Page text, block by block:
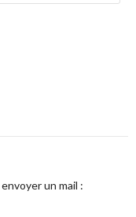
un mail :